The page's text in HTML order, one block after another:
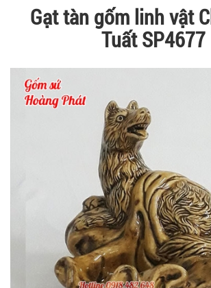
Gạt tàn gốm linh vật
Tuất SP4677